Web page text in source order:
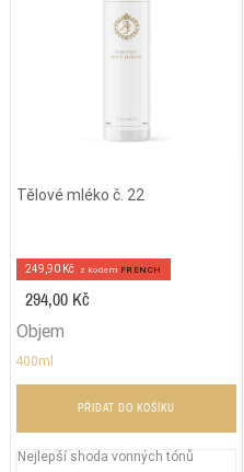
Tělové mléko č. 22
249,90 Kč z kodem FRENCH
294,00 Kč
Objem
400ml
PŘIDAT DO KOŠÍKU
Nejlepší shoda vonných tónů